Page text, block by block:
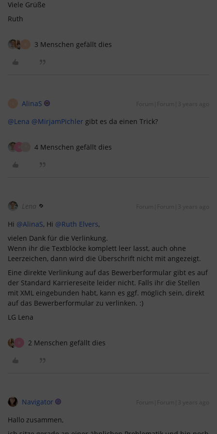
Viele Grüße
Ruth
3 Menschen gefällt dies
AlinaS Forum|Forum|3 years ago
@Lena @MirjamPichler gibt es da einen Trick?
R 4 Menschen gefällt dies
Lena Forum|Forum|3 years ago
Hi @AlinaS, Hi @Ruth Elvers,
vielen Dank für die Verlinkung.
Wenn ihr die Textblöcke komplett leer lasst, auch ohne
Leerzeichen, dann wird die Überschrift nicht mit angezeigt.
Eine direkte Verlinkung auf das Bewerberformular gibt es auf
der Standard Karriereseite leider nicht. Falls ihr die Stellen
mit XML eingebunden habt, kann es ggf. möglich sein, direkt
auf das Bewerberformular zu verlinken. :)
LG Lena
R 2 Menschen gefällt dies
Navigator Forum|Forum|3 years ago
Hallo zusammen,